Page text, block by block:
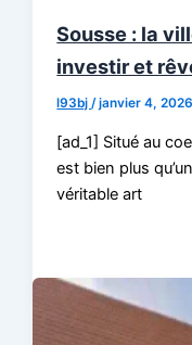
Sousse : la
investir et
l93bj/janvier 4, 2026
[ad_1] Situé au
est bien plus
véritable art